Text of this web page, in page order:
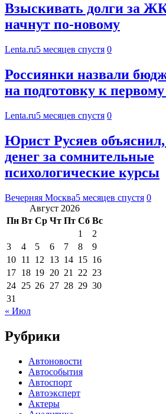
Взыскивать долги за
начнут по-новому
Lenta.ru5 месяцев спустя 0
Россиянки назвали
на подготовку к
Lenta.ru5 месяцев спустя 0
Юрист Русяев
денег за сомнительные
психологические курсы
Вечерняя Москва5 месяцев спустя 0
Август 2026
Пн Вт Ср Чт Пт Сб Вс
1
2
3
4 5 6 7 8
9
10 11 12 13 14 15 16
17 18 19 20 21 22 23
24 25 26 27 28 29 30
31
« Июл
Рубрики
Автоновости
Автособытия
Автоспорт
Автоэксперт
Актеры